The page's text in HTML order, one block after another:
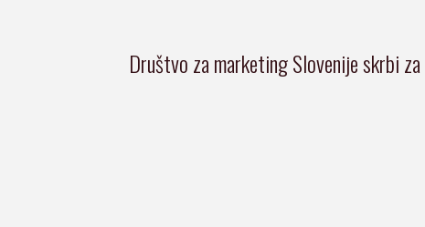
Društvo za marketing Slovenije skrbi